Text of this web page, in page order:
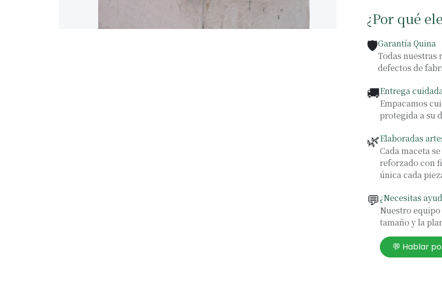
¿Por qué
🛡️Garantía Quina
Todas nuestras
defectos de
🚚Entrega
Empacamos
protegida a su
🌿Elaboradas
Cada maceta
reforzado con
única cada
💬¿Necesitas
Nuestro
tamaño y la
💬 Hablar